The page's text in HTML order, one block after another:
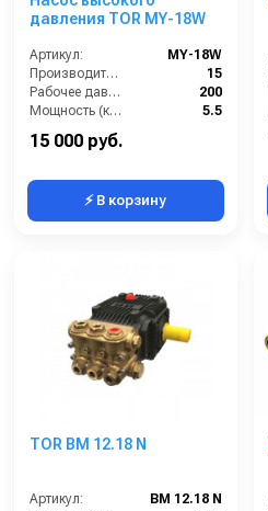
давления TOR MY-18W
Артикул:
MY-18W
Производительность (л/мин):
15
Рабочее давление (бар):
200
Мощность (кВт):
5.5
15 000 руб.
⚡ В корзину
TOR BM 12.18 N
Артикул:
BM 12.18 N